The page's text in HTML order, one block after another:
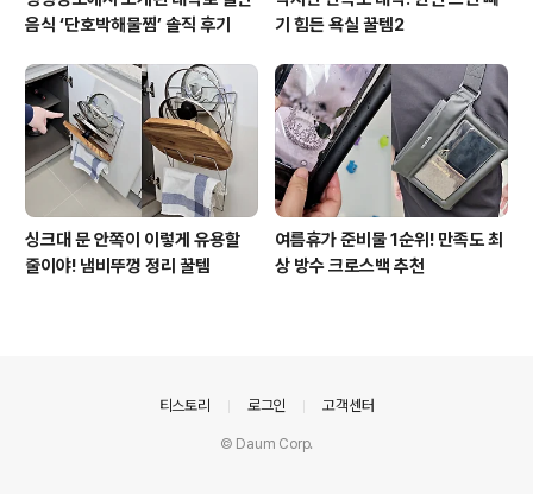
음식 ‘단호박해물찜’ 솔직 후기
기 힘든 욕실 꿀템2
싱크대 문 안쪽이 이렇게 유용할
줄이야! 냄비뚜껑 정리 꿀템
여름휴가 준비물 1순위! 만족도 최
상 방수 크로스백 추천
티스토리 로그인 고객센터
© Daum Corp.